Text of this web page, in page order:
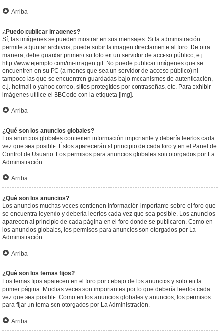
Arriba
¿Puedo publicar imagenes?
Sí, las imágenes se pueden mostrar en sus mensajes. Si la administración
permite adjuntar archivos, puede subir la imagen directamente al foro. De otra
manera, debe guardar primero su foto en un servidor de acceso público, e.j.
http://www.ejemplo.com/mi-imagen.gif. No puede publicar imágenes que se
encuentren en su PC (a menos que sea un servidor de acceso público) ni
tampoco las que se encuentren guardadas bajo mecanismos de autenticación,
e.j. hotmail o yahoo correo, sitios protegidos por contraseñas, etc. Para exhibir
imágenes utilice el BBCode con la etiqueta [img].
Arriba
¿Qué son los anuncios globales?
Los anuncios globales contienen información importante y debería leerlos cada
vez que sea posible. Éstos aparecerán al principio de cada foro y en el Panel de
Control de Usuario. Los permisos para anuncios globales son otorgados por La
Administración.
Arriba
¿Qué son los anuncios?
Los anuncios muchas veces contienen información importante sobre el foro que
se encuentra leyendo y debería leerlos cada vez que sea posible. Los anuncios
aparecen al principio de cada página en el foro donde se publicaron. Como en
los anuncios globales, los permisos para anuncios son otorgados por La
Administración.
Arriba
¿Qué son los temas fijos?
Los temas fijos aparecen en el foro por debajo de los anuncios y solo en la
primer página. Muchas veces son importantes por lo que debería leerlos cada
vez que sea posible. Como en los anuncios globales y anuncios, los permisos
para fijar un tema son otorgados por La Administración.
Arriba